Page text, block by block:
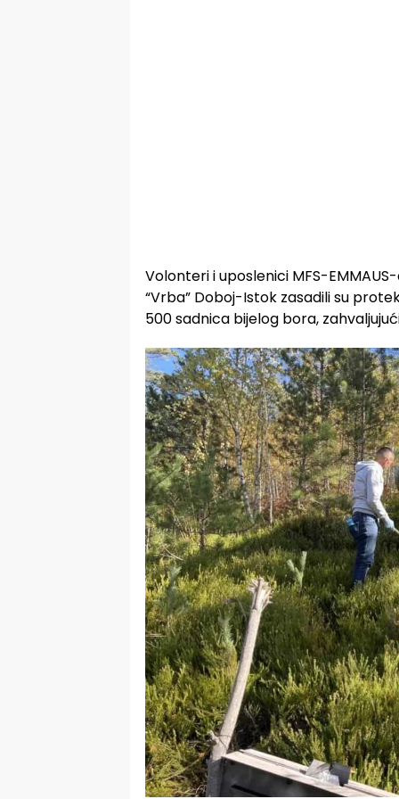
Volonteri i uposlenici MFS-
“Vrba” Doboj-Istok zasadili su
500 sadnica bijelog bora,